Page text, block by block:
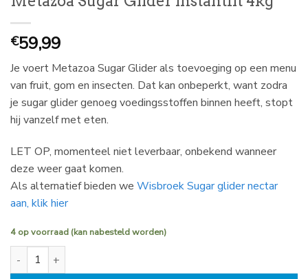
€59,99
Je voert Metazoa Sugar Glider als toevoeging op een menu
van fruit, gom en insecten. Dat kan onbeperkt, want zodra
je sugar glider genoeg voedingsstoffen binnen heeft, stopt
hij vanzelf met eten.
LET OP, momenteel niet leverbaar, onbekend wanneer
deze weer gaat komen.
Als alternatief bieden we Wisbroek Sugar glider nectar
aan, klik hier
4 op voorraad (kan nabesteld worden)
Metazoa Sugar Glider instantfit 4kg aantal